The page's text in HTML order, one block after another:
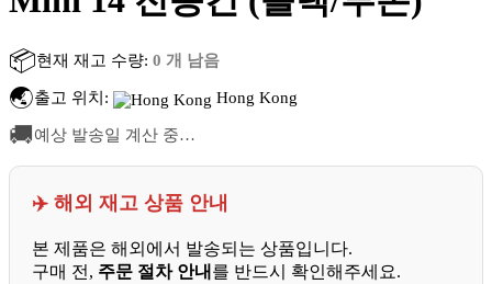
📦현재 재고 수량: 0 개 남음
🌏출고 위치: Hong Kong
🚚예상 발송일 계산 중…
✈️ 해외 재고 상품 안내
본 제품은 해외에서 발송되는 상품입니다.
구매 전, 주문 절차 안내 를 반드시 확인해주세요.